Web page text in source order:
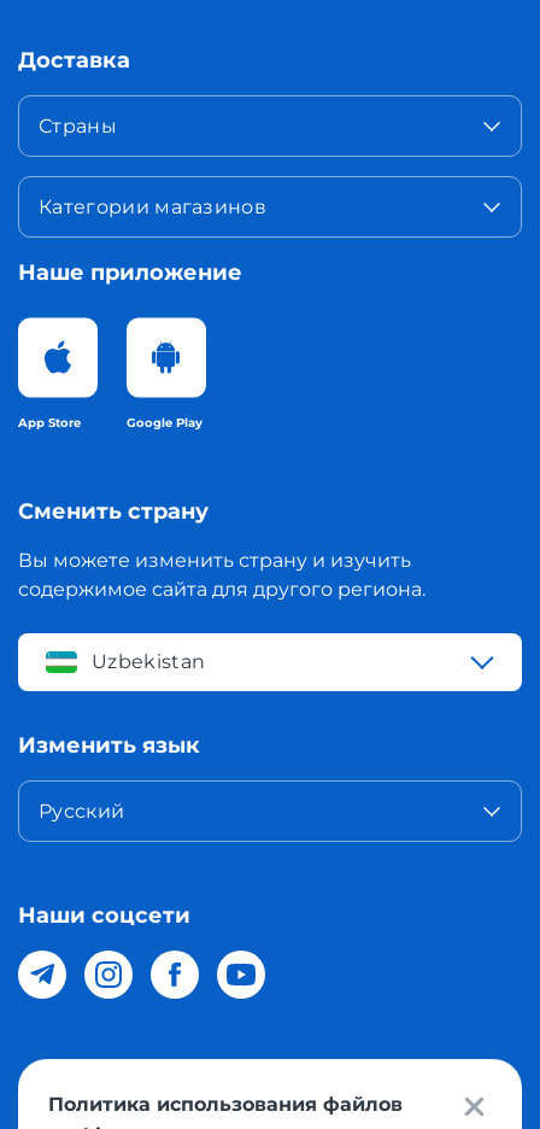
Доставка
Страны
Категории магазинов
Наше приложение
App Store Google Play
Сменить страну
Вы можете изменить страну и изучить
содержимое сайта для другого региона.
Uzbekistan
Изменить язык
Русский
Наши соцсети
© 2026 Meest Shopping доставка покупок с интернет
Политика использования файлов